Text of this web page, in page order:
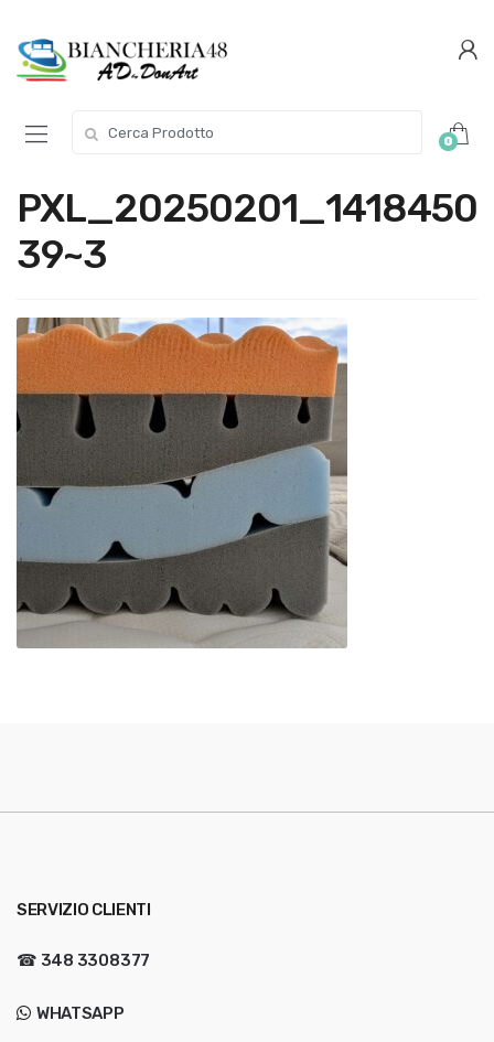
navigazione
questo
step
0
PXL_20250201_1418450
39~3
SERVIZIO CLIENTI
☎ 348 3308377
WHATSAPP